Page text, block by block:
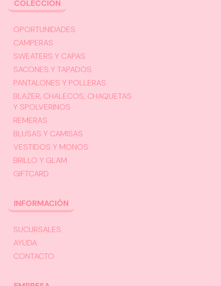
COLECCIÓN
OPORTUNIDADES
CAMPERAS
SWEATERS Y CAPAS
SACONES Y TAPADOS
PANTALONES Y POLLERAS
BLAZER, CHALECOS, CHAQUETAS
Y SPOLVERINOS
REMERAS
BLUSAS Y CAMISAS
VESTIDOS Y MONOS
BRILLO Y GLAM
GIFTCARD
INFORMACIÓN
SUCURSALES
AYUDA
CONTACTO